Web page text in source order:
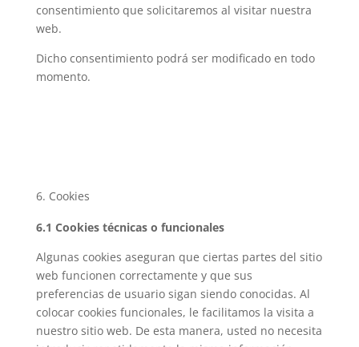
consentimiento que solicitaremos al visitar nuestra
web.
Dicho consentimiento podrá ser modificado en todo
momento.
Cookies
6.1 Cookies técnicas o funcionales
Algunas cookies aseguran que ciertas partes del sitio
web funcionen correctamente y que sus
preferencias de usuario sigan siendo conocidas. Al
colocar cookies funcionales, le facilitamos la visita a
nuestro sitio web. De esta manera, usted no necesita